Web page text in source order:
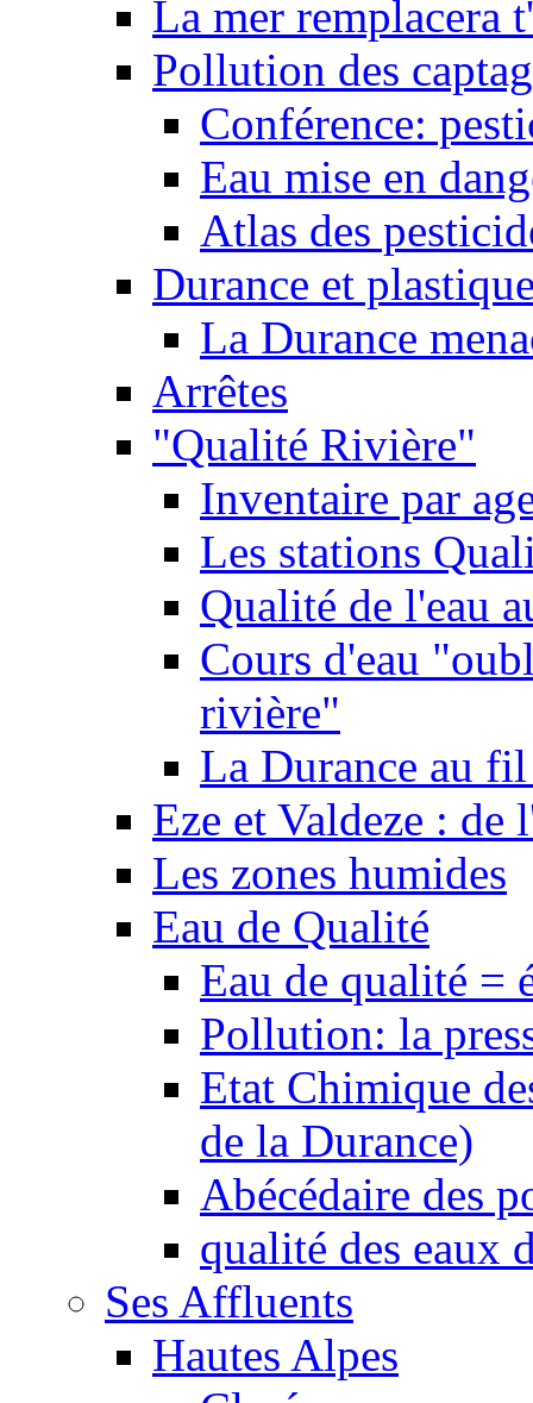
La mer remplacera
Pollution des
Conférence:
Eau mise en
Atlas des
Durance et
La Durance
Arrêtes
"Qualité Rivière"
Inventaire par
Les stations
Qualité de l'eau
Cours d'eau
rivière"
La Durance au
Eze et Valdeze : de
Les zones humides
Eau de Qualité
Eau de qualité =
Pollution: la
Etat Chimique
de la Durance)
Abécédaire des
qualité des eaux
Ses Affluents
Hautes Alpes